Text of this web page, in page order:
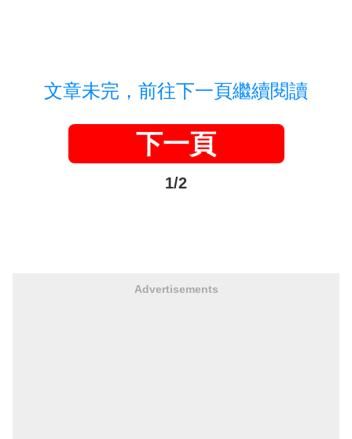
文章未完，前往下一頁繼續閱讀
下一頁
1/2
Advertisements